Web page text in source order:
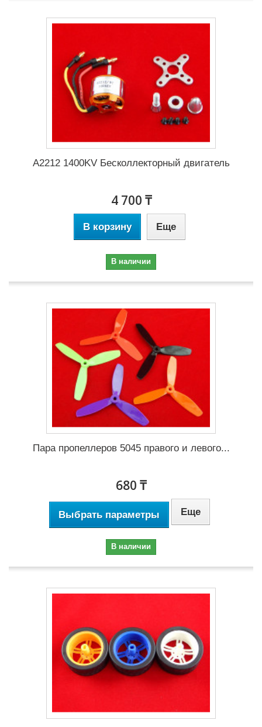
A2212 1400KV Бесколлекторный двигатель
4 700 ₸
В корзину Еще
В наличии
Пара пропеллеров 5045 правого и левого...
680 ₸
Выбрать параметры Еще
В наличии